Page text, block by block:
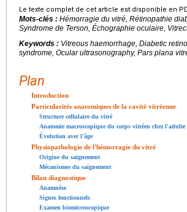
Le texte complet de cet article est disponible en
Mots-clés : Hémorragie du vitré, Rétinopathie
Syndrome de Terson, Échographie oculaire,
Keywords : Vitreous haemorrhage, Diabetic
syndrome, Ocular ultrasonography, Pars plana
Plan
Introduction
Particularités anatomiques de la cavité vitréenne
Structure cellulaire du vitré
Anatomie macroscopique du corps vitréen chez l'adulte
Évolution avec l'âge
Physiopathologie de l'hémorragie du vitré
Origine du saignement
Mécanismes du saignement
Bilan diagnostique
Anamnèse
Signes fonctionnels
Examen biomicroscopique